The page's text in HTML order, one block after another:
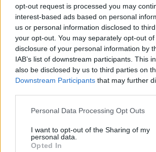
opt-out request is processed you may
interest-based ads based on personal
us or personal information disclosed to
your opt-out. You may separately opt-out
disclosure of your personal information by
IAB’s list of downstream participants. This
also be disclosed by us to third parties on
Downstream Participants that may further
Personal Data Processing Opt Outs
I want to opt-out of the Sharing of my
personal data.
Opted In
Αξιοσημείωτες
ελληνική έρευνα - Το
από μέλη ΔΕΠ
Το 85% των ελληνικών
Ερευνητικού Προσωπικού - Η
Πα...